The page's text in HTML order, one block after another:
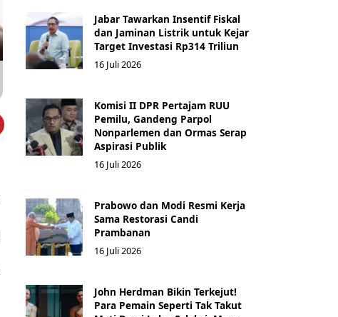
Jabar Tawarkan Insentif Fiskal
dan Jaminan Listrik untuk Kejar
Target Investasi Rp314 Triliun
16 Juli 2026
Komisi II DPR Pertajam RUU
Pemilu, Gandeng Parpol
Nonparlemen dan Ormas Serap
Aspirasi Publik
16 Juli 2026
Prabowo dan Modi Resmi Kerja
Sama Restorasi Candi
Prambanan
16 Juli 2026
John Herdman Bikin Terkejut!
Para Pemain Seperti Tak Takut